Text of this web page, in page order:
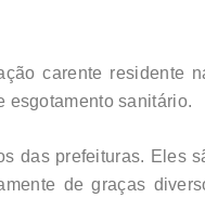
carente residente
esgotamento sanitário.
das prefeituras. Eles
de graças